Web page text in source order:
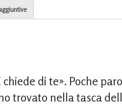
chiede di te». Poche
trovato nella tasca